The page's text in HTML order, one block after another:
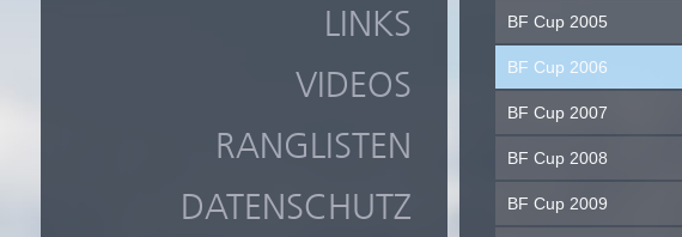
LINKS
VIDEOS
RANGLISTEN
DATENSCHUTZ
BF Cup 2005
BF Cup 2006
BF Cup 2007
BF Cup 2008
BF Cup 2009